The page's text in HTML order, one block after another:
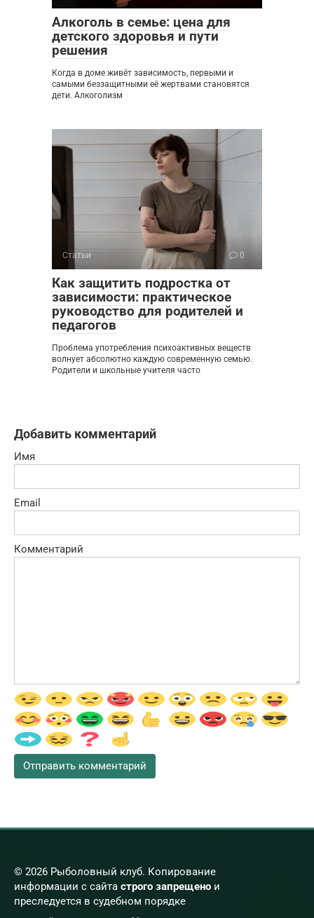
Алкоголь в семье: цена для
детского здоровья и пути
решения
Когда в доме живёт зависимость, первыми и
самыми беззащитными её жертвами становятся
дети. Алкоголизм
Статьи 0
Как защитить подростка от
зависимости: практическое
руководство для родителей и
педагогов
Проблема употребления психоактивных веществ
волнует абсолютно каждую современную семью.
Родители и школьные учителя часто
Добавить комментарий
Имя
Email
Комментарий
© 2026 Рыболовный клуб. Копирование
информации с сайта строго запрещено и
преследуется в судебном порядке